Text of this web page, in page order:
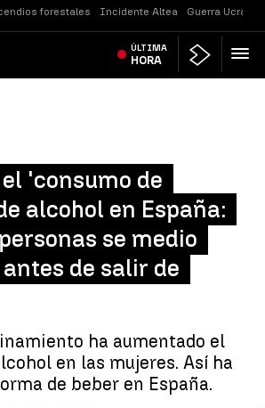
forestales Incidente Altea Guerra Ucrania
ÚLTIMA
HORA
'consumo de
alcohol en España:
se medio
de salir de
ha aumentado el
en las mujeres. Así ha
de beber en España.